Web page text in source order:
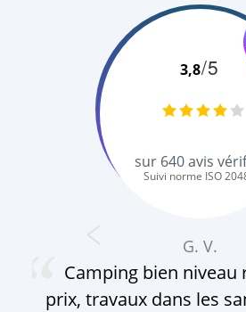
3,8/5
sur 640avis
Suivi norme ISO
G. V.
Camping bien
prix, travaux dans les